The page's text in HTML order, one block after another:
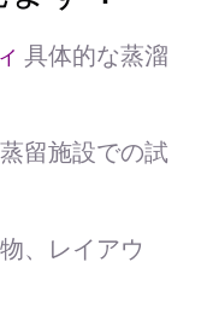
具体的な蒸溜
留施設での試
、レイアウ